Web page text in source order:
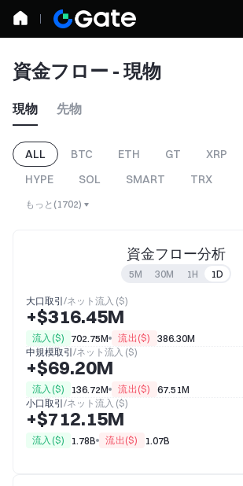
資金フロー - 現物
現物 先物
ALL BTC ETH GT XRP
HYPE
SOL SMART TRX
もっと (1702)
資金フロー分析
5M 30M 1H 1D
大口取引/ネット流入 ($)
+$316.45M
流入($) 702.75M 流出($)
386.30M
中規模取引/ネット流入 ($)
+$69.20M
流入($) 136.72M 流出($)
67.51M
小口取引/ネット流入 ($)
+$712.15M
流入($) 1.78B 流出($) 1.07B